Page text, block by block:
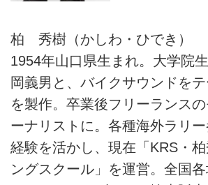
柏 秀樹（かしわ・ひでき）
1954年山口県生まれ。大学院
岡義男と、バイクサウンドを
を製作。卒業後フリーランス
ーナリストに。各種海外ラリ
経験を活かし、現在「KRS・
ングスクール」を運営。全国